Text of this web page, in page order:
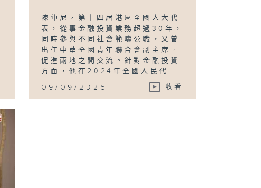
陳仲尼，第十四屆港區全國人大代
表，從事金融投資業務超過30年，
同時參與不同社會範疇公職，又曾
出任中華全國青年聯合會副主席，
促進兩地之間交流。針對金融投資
方面，他在2024年全國人民代...
09/09/2025 收看